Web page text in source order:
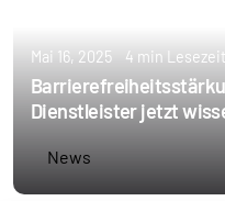
Mai 16, 2025 4 min Lesezeit
Dienstleister jetzt
News